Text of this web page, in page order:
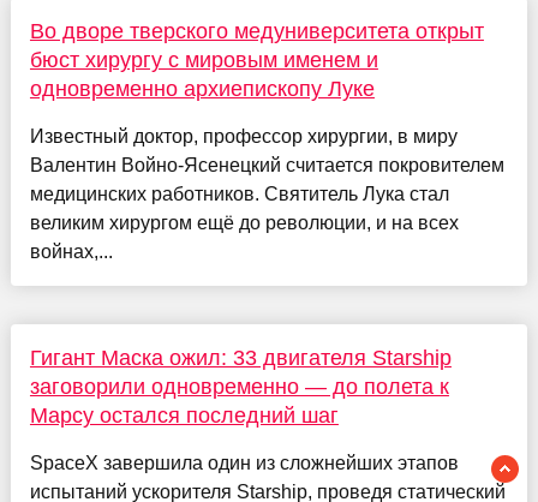
Во дворе тверского медуниверситета открыт
бюст хирургу с мировым именем и
одновременно архиепископу Луке
Известный доктор, профессор хирургии, в миру
Валентин Войно-Ясенецкий считается покровителем
медицинских работников. Святитель Лука стал
великим хирургом ещё до революции, и на всех
войнах,...
Гигант Маска ожил: 33 двигателя Starship
заговорили одновременно — до полета к
Марсу остался последний шаг
SpaceX завершила один из сложнейших этапов
испытаний ускорителя Starship, проведя статический